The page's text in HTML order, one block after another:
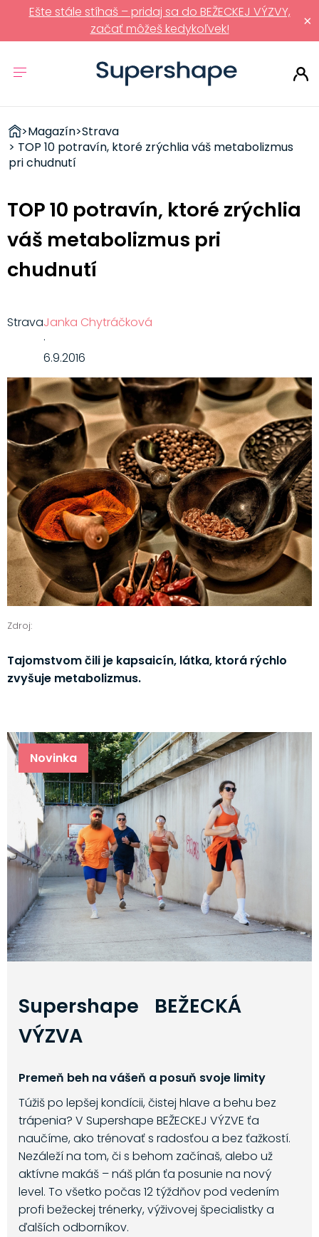
×
Ešte stále stíhaš – pridaj sa do BEŽECKEJ VÝZVY,
začať môžeš kedykoľvek!
ZDRAVÉ
RÝCHLOVKY
>Magazín>Strava
> TOP 10 potravín, ktoré zrýchlia váš metabolizmus
pri chudnutí
TOP 10 potravín, ktoré zrýchlia
váš metabolizmus pri
chudnutí
Zdroj:
Tajomstvom čili je kapsaicín, látka, ktorá rýchlo
zvyšuje metabolizmus.
Novinka
Supershape BEŽECKÁ
VÝZVA
Premeň beh na vášeň a posuň svoje limity
Túžiš po lepšej kondícii, čistej hlave a behu bez
trápenia? V Supershape BEŽECKEJ VÝZVE ťa
naučíme, ako trénovať s radosťou a bez ťažkostí.
Nezáleží na tom, či s behom začínaš, alebo už
aktívne makáš – náš plán ťa posunie na nový
level. To všetko počas 12 týždňov pod vedením
profi bežeckej trénerky, výživovej špecialistky a
ďalších odborníkov.
StravaJanka Chytráčková
·
6.9.2016